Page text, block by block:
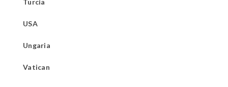
USA
Ungaria
Vatican